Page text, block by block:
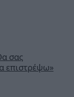
σας
επιστρέψω»